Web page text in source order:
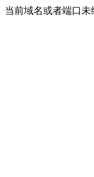
当前域名或者端口